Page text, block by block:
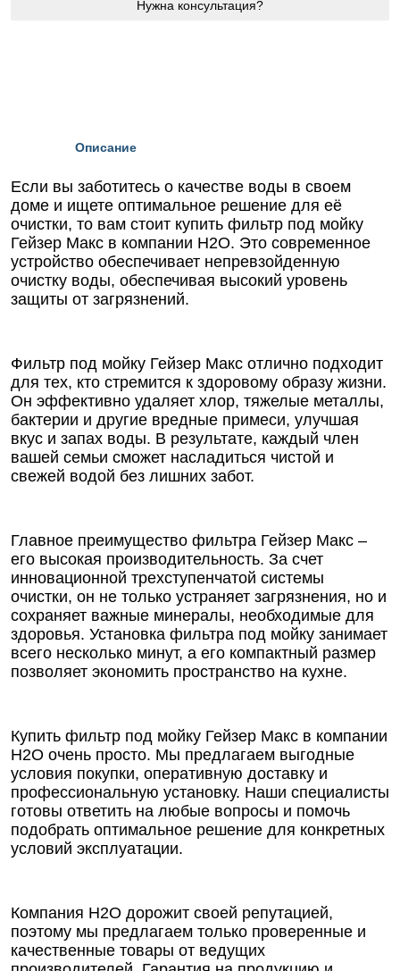
Нужна консультация?
Описание
Если вы заботитесь о качестве воды в своем
доме и ищете оптимальное решение для её
очистки, то вам стоит купить фильтр под мойку
Гейзер Макс в компании Н2О. Это современное
устройство обеспечивает непревзойденную
очистку воды, обеспечивая высокий уровень
защиты от загрязнений.
Фильтр под мойку Гейзер Макс отлично подходит
для тех, кто стремится к здоровому образу жизни.
Он эффективно удаляет хлор, тяжелые металлы,
бактерии и другие вредные примеси, улучшая
вкус и запах воды. В результате, каждый член
вашей семьи сможет насладиться чистой и
свежей водой без лишних забот.
Главное преимущество фильтра Гейзер Макс –
его высокая производительность. За счет
инновационной трехступенчатой системы
очистки, он не только устраняет загрязнения, но и
сохраняет важные минералы, необходимые для
здоровья. Установка фильтра под мойку занимает
всего несколько минут, а его компактный размер
позволяет экономить пространство на кухне.
Купить фильтр под мойку Гейзер Макс в компании
Н2О очень просто. Мы предлагаем выгодные
условия покупки, оперативную доставку и
профессиональную установку. Наши специалисты
готовы ответить на любые вопросы и помочь
подобрать оптимальное решение для конкретных
условий эксплуатации.
Компания Н2О дорожит своей репутацией,
поэтому мы предлагаем только проверенные и
качественные товары от ведущих